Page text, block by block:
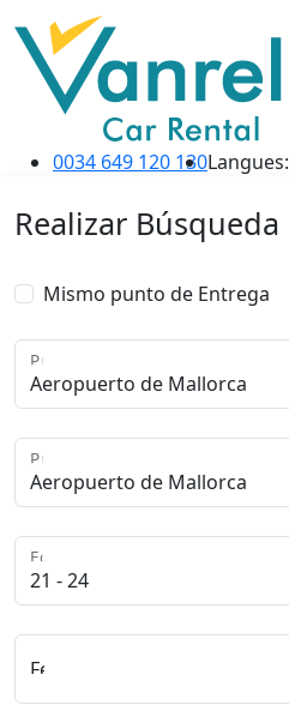
0034 649 120 130Langues:
Realizar Búsqueda
Mismo punto de Entrega
Punto de Recogida
Punto de Entrega
Edad del Conductor
Fecha y Hora de Recogida